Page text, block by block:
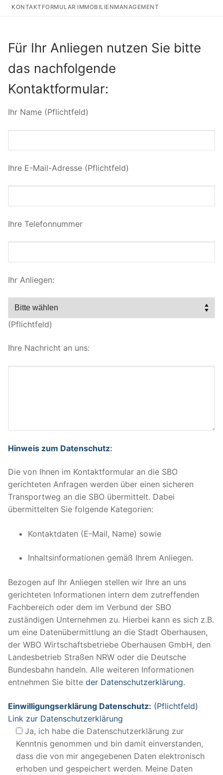
KONTAKTFORMULAR IMMOBILIENMANAGEMENT
Für Ihr Anliegen nutzen Sie bitte
das nachfolgende
Kontaktformular:
Ihr Name (Pflichtfeld)
Ihre E-Mail-Adresse (Pflichtfeld)
Ihre Telefonnummer
Ihr Anliegen:
(Pflichtfeld)
Ihre Nachricht an uns:
Hinweis zum Datenschutz:
Die von Ihnen im Kontaktformular an die SBO
gerichteten Anfragen werden über einen sicheren
Transportweg an die SBO übermittelt. Dabei
übermittelten Sie folgende Kategorien:
Kontaktdaten (E-Mail, Name) sowie
Inhaltsinformationen gemäß Ihrem Anliegen.
Bezogen auf Ihr Anliegen stellen wir Ihre an uns
gerichteten Informationen intern dem zutreffenden
Fachbereich oder dem im Verbund der SBO
zuständigen Unternehmen zu. Hierbei kann es sich z.B.
um eine Datenübermittlung an die Stadt Oberhausen,
der WBO Wirtschaftsbetriebe Oberhausen GmbH, den
Landesbetrieb Straßen NRW oder die Deutsche
Bundesbahn handeln. Alle weiteren Informationen
entnehmen Sie bitte der Datenschutzerklärung.
Einwilligungserklärung Datenschutz: (Pflichtfeld)
Link zur Datenschutzerklärung
Ja, ich habe die Datenschutzerklärung zur
Kenntnis genommen und bin damit einverstanden,
dass die von mir angegebenen Daten elektronisch
erhoben und gespeichert werden. Meine Daten